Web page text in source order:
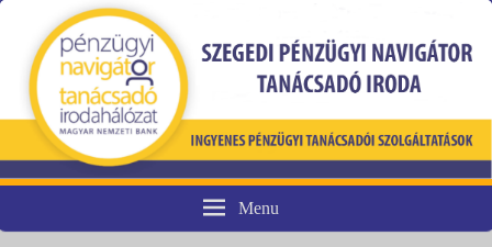
Pénzügyi fogyasztóvédelem
Menu